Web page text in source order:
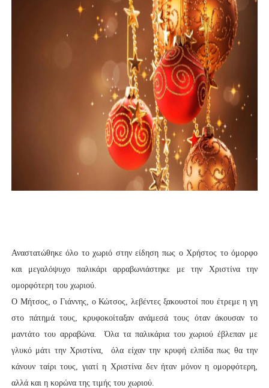
Αναστατώθηκε όλο το χωριό στην είδηση πως ο Χρήστος το όμορφο
και μεγαλόψυχο παλικάρι αρραβωνιάστηκε με την Χριστίνα την
ομορφότερη του χωριού.
Ο Μήτσος, ο Γιάννης, ο Κώτσος, λεβέντες ξακουστοί που έτρεμε η γη
στο πάτημά τους, κρυφοκοίταξαν ανάμεσά τους όταν άκουσαν το
μαντάτο του αρραβώνα. Όλα τα παλικάρια του χωριού έβλεπαν με
γλυκό μάτι την Χριστίνα, όλα είχαν την κρυφή ελπίδα πως θα την
κάνουν ταίρι τους, γιατί η Χριστίνα δεν ήταν μόνον η ομορφότερη,
αλλά και η κορώνα της τιμής του χωριού.